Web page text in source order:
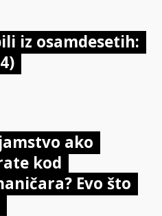
iz osamdesetih:
ako
kod
Evo što